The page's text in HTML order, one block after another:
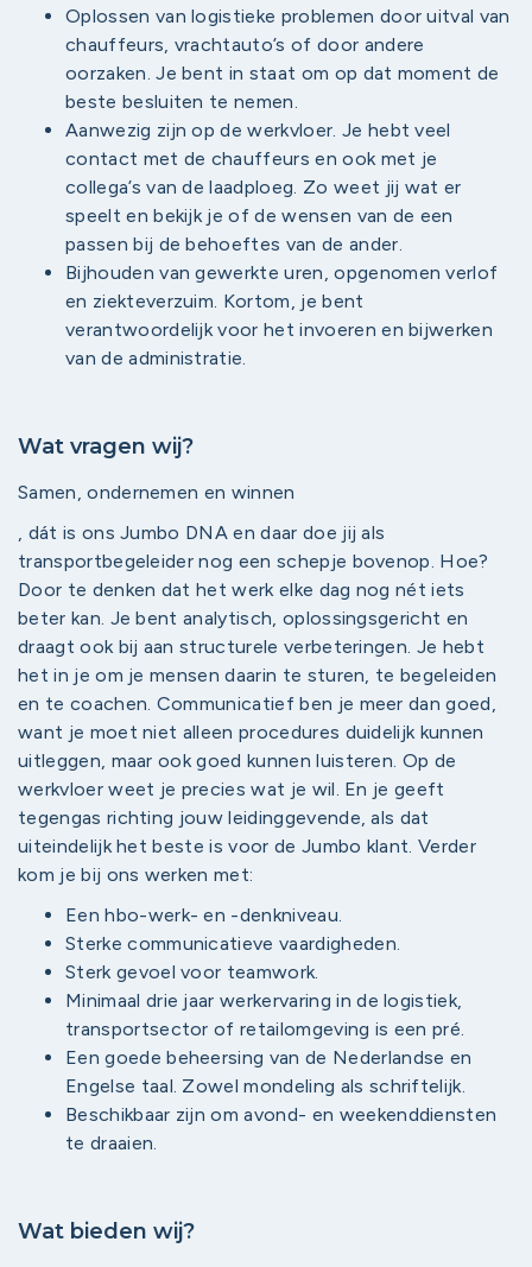
Oplossen van logistieke problemen door uitval van
chauffeurs, vrachtauto’s of door andere
oorzaken. Je bent in staat om op dat moment de
beste besluiten te nemen.
Aanwezig zijn op de werkvloer. Je hebt veel
contact met de chauffeurs en ook met je
collega’s van de laadploeg. Zo weet jij wat er
speelt en bekijk je of de wensen van de een
passen bij de behoeftes van de ander.
Bijhouden van gewerkte uren, opgenomen verlof
en ziekteverzuim. Kortom, je bent
verantwoordelijk voor het invoeren en bijwerken
van de administratie.
Wat vragen wij?
Samen, ondernemen en winnen
, dát is ons Jumbo DNA en daar doe jij als
transportbegeleider nog een schepje bovenop. Hoe?
Door te denken dat het werk elke dag nog nét iets
beter kan. Je bent analytisch, oplossingsgericht en
draagt ook bij aan structurele verbeteringen. Je hebt
het in je om je mensen daarin te sturen, te begeleiden
en te coachen. Communicatief ben je meer dan goed,
want je moet niet alleen procedures duidelijk kunnen
uitleggen, maar ook goed kunnen luisteren. Op de
werkvloer weet je precies wat je wil. En je geeft
tegengas richting jouw leidinggevende, als dat
uiteindelijk het beste is voor de Jumbo klant. Verder
kom je bij ons werken met:
Een hbo-werk- en -denkniveau.
Sterke communicatieve vaardigheden.
Sterk gevoel voor teamwork.
Minimaal drie jaar werkervaring in de logistiek,
transportsector of retailomgeving is een pré.
Een goede beheersing van de Nederlandse en
Engelse taal. Zowel mondeling als schriftelijk.
Beschikbaar zijn om avond- en weekenddiensten
te draaien.
Wat bieden wij?